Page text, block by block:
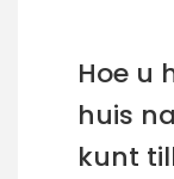
Hoe u
huis
kunt